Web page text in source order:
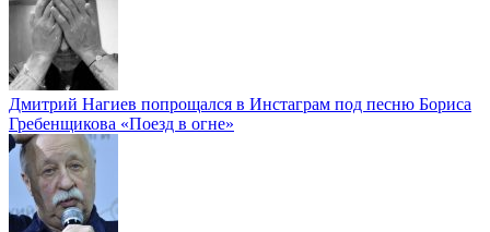
Дмитрий Нагиев попрощался в Инстаграм под песню Бориса
Гребенщикова «Поезд в огне»